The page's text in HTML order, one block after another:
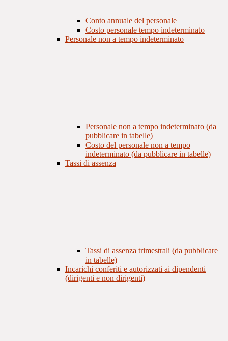
Conto annuale del personale
Costo personale tempo indeterminato
Personale non a tempo indeterminato
Personale non a tempo indeterminato (da
pubblicare in tabelle)
Costo del personale non a tempo
indeterminato (da pubblicare in tabelle)
Tassi di assenza
Tassi di assenza trimestrali (da pubblicare
in tabelle)
Incarichi conferiti e autorizzati ai dipendenti
(dirigenti e non dirigenti)